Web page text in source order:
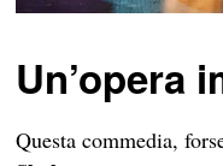
Un’opera
Questa commedia,